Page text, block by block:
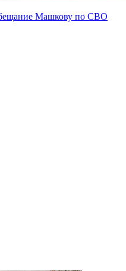
Машкову по СВО